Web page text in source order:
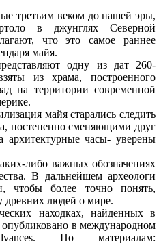
третьим веком до нашей эры,
в джунглях Северной
что это самое раннее
майя.
одну из дат 260-
из храма, построенного
на территории современной
майя старались следить
постепенно сменяющими друг
архитектурные часы- уверены
либо важных обозначениях
В дальнейшем археологи
чтобы более точно понять,
древних людей о мире.
находках, найденных в
в международном
По материалам: